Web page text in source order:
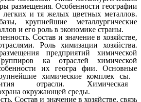
размещения. Особенности географии
легких и тя желых цветных металлов.
крупнейшие металлургические
и его роль в экономике страны.
Состав и значение в хозяйстве,
Роль химизации хозяйства.
предприятий химической
ка отраслей химической
их геогра фии. Основные
химические комплек сы.
отрасли. Химическая
окружающей среды.
Состав и значение в хозяйстве, связь